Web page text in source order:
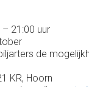
21:00 uur
de
KR, Hoorn